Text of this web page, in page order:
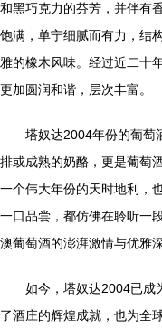
和黑巧克力的芬芳，并伴有
饱满，单宁细腻而有力，结
雅的橡木风味。经过近二十
更加圆润和谐，层次丰富。
塔奴达2004年份的葡萄
排或成熟的奶酪，更是葡萄
一个伟大年份的天时地利，
一口品尝，都仿佛在聆听一
澳葡萄酒的澎湃激情与优雅深
如今，塔奴达2004已成
了酒庄的辉煌成就，也为全